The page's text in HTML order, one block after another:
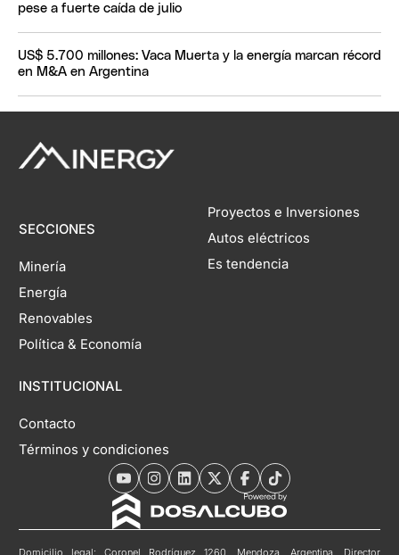
pese a fuerte caída de julio
US$ 5.700 millones: Vaca Muerta y la energía marcan récord
en M&A en Argentina
SECCIONES
Minería
Energía
Renovables
Política & Economía
INSTITUCIONAL
Contacto
Términos y condiciones
Proyectos e Inversiones
Autos eléctricos
Es tendencia
Domicilio legal: Coronel Rodríguez 1260, Mendoza, Argentina. Director